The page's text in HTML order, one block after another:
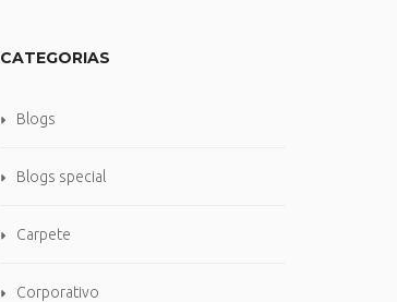
CATEGORIAS
Blogs
Blogs special
Carpete
Corporativo